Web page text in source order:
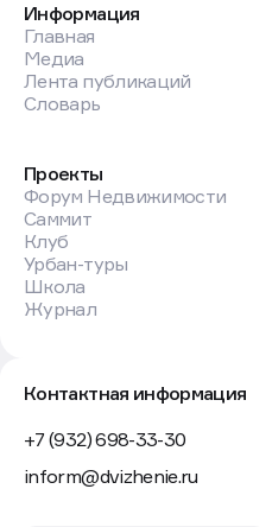
Информация
Главная
Медиа
Лента публикаций
Словарь
Проекты
Форум Недвижимости
Саммит
Клуб
Урбан-туры
Школа
Журнал
Контактная информация
+7 (932) 698-33-30
inform@dvizhenie.ru